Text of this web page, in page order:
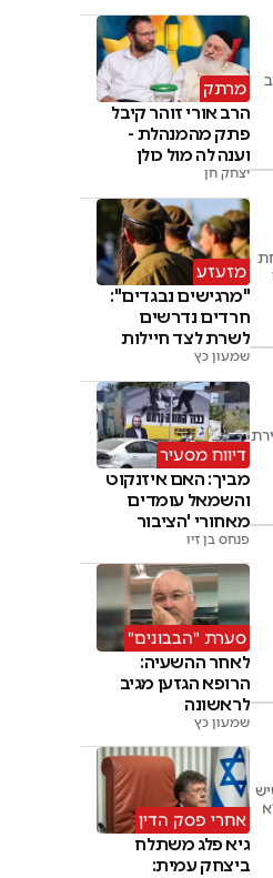
מרתק
הרב אורי זוהר קיבל
פתק מהמנהלת -
וענה לה מול כולן
יצחק חן
מזעזע
"מרגישים נבגדים":
חרדים נדרשים
לשרת לצד חיילות
בצה"ל
שמעון כץ
דיווח מסעיר
מביך: האם איזנקוט
והשמאל עומדים
מאחורי 'הציבור
החרדי'
פנחס בן זיו
סערת "הבבונים"
לאחר ההשעיה:
הרופא הגזען מגיב
לראשונה
שמעון כץ
אחרי פסק הדין
גיא פלג משתלח
ביצחק עמית: